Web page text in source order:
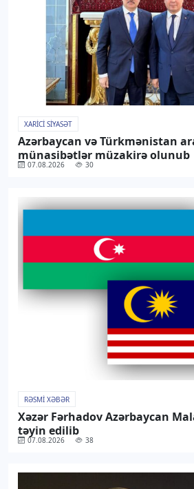
XARICI SIYASƏT
Azərbaycan və Türkmənistan
münasibətlər müzakirə olunub
07.08.2026 30
RƏSMI XƏBƏR
Xəzər Fərhadov Azərbaycan
təyin edilib
07.08.2026 38